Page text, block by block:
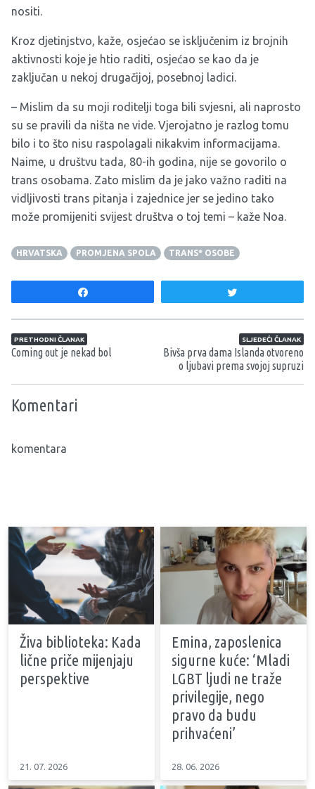
nositi.
Kroz djetinjstvo, kaže, osjećao se isključenim iz brojnih
aktivnosti koje je htio raditi, osjećao se kao da je
zaključan u nekoj drugačijoj, posebnoj ladici.
– Mislim da su moji roditelji toga bili svjesni, ali naprosto
su se pravili da ništa ne vide. Vjerojatno je razlog tomu
bilo i to što nisu raspolagali nikakvim informacijama.
Naime, u društvu tada, 80-ih godina, nije se govorilo o
trans osobama. Zato mislim da je jako važno raditi na
vidljivosti trans pitanja i zajednice jer se jedino tako
može promijeniti svijest društva o toj temi – kaže Noa.
HRVATSKA PROMJENA SPOLA TRANS* OSOBE
Navigacija članaka
PRETHODNI ČLANAK
Coming out je nekad bol
SLJEDEĆI ČLANAK
Bivša prva dama Islanda otvoreno
o ljubavi prema svojoj supruzi
Komentari
komentara
Živa biblioteka: Kada
lične priče mijenjaju
perspektive
21. 07. 2026
Emina, zaposlenica
sigurne kuće: ‘Mladi
LGBT ljudi ne traže
privilegije, nego
pravo da budu
prihvaćeni’
28. 06. 2026